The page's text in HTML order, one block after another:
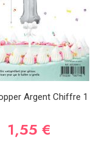
Argent Chiffre 1
1,55 €